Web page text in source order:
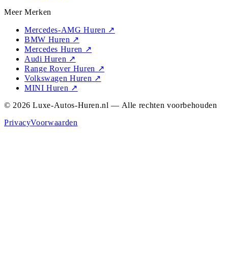
Meer Merken
Mercedes-AMG Huren ↗
BMW Huren ↗
Mercedes Huren ↗
Audi Huren ↗
Range Rover Huren ↗
Volkswagen Huren ↗
MINI Huren ↗
© 2026 Luxe-Autos-Huren.nl — Alle rechten voorbehouden
PrivacyVoorwaarden